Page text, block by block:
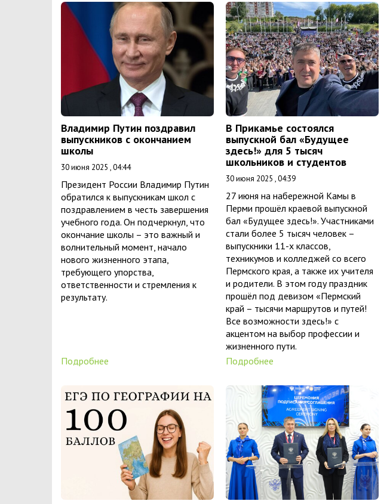
Владимир Путин поздравил
выпускников с окончанием
школы
30 июня 2025 , 04:44
Президент России Владимир Путин
обратился к выпускникам школ с
поздравлением в честь завершения
учебного года. Он подчеркнул, что
окончание школы – это важный и
волнительный момент, начало
нового жизненного этапа,
требующего упорства,
ответственности и стремления к
результату.
Подробнее
В Прикамье состоялся
выпускной бал «Будущее
здесь!» для 5 тысяч
школьников и студентов
30 июня 2025 , 04:39
27 июня на набережной Камы в
Перми прошёл краевой выпускной
бал «Будущее здесь!». Участниками
стали более 5 тысяч человек –
выпускники 11-х классов,
техникумов и колледжей со всего
Пермского края, а также их учителя
и родители. В этом году праздник
прошёл под девизом «Пермский
край – тысячи маршрутов и путей!
Все возможности здесь!» с
акцентом на выбор профессии и
жизненного пути.
Подробнее